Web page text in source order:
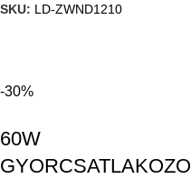
SKU: LD-ZWND1210
-30%
60W
GYORCSATLAKOZO